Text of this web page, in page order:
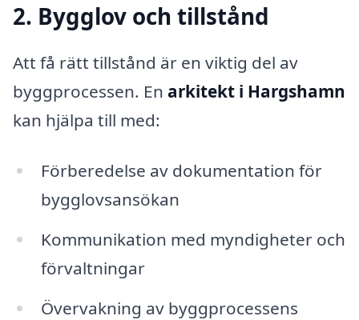
2. Bygglov och tillstånd
Att få rätt tillstånd är en viktig del av
byggprocessen. En arkitekt i Hargshamn
kan hjälpa till med:
Förberedelse av dokumentation för
bygglovsansökan
Kommunikation med myndigheter och
förvaltningar
Övervakning av byggprocessens